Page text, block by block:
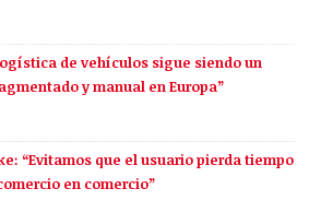
de vehículos sigue siendo un
y manual en Europa”
“Evitamos que el usuario pierda tiempo
en comercio”